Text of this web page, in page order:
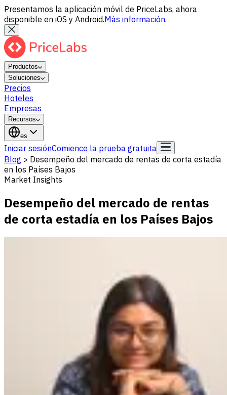
Presentamos la aplicación móvil de PriceLabs, ahora
disponible en iOS y Android.Más información.
Productos
Soluciones
Precios
Hoteles
Empresas
Recursos
es
Iniciar sesiónComience la prueba gratuita
Blog > Desempeño del mercado de rentas de corta estadía
en los Países Bajos
Market Insights
Desempeño del mercado de rentas
de corta estadía en los Países Bajos